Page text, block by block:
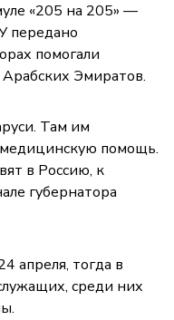
«205 на 205» —
передано
помогали
Эмиратов.
Там им
помощь.
в Россию, к
губернатора
апреля, тогда в
среди них